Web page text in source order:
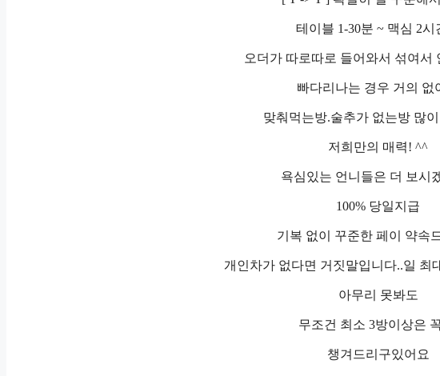
테이블 1-30분 ~ 맥심 2시
오더가 따로따로 들어와서 섞여서
빠다리나는 경우 거의 없
맞춰먹는방.술추가 없는방 많
저희만의 매력! ^^
욕심있는 언니들은 더 보시
100% 당일지급
기복 없이 꾸준한 페이 약속
개인차가 없다면 거짓말입니다..일 최
아무리 못봐도
무조건 최소 3방이상은
챙겨드리구있어요